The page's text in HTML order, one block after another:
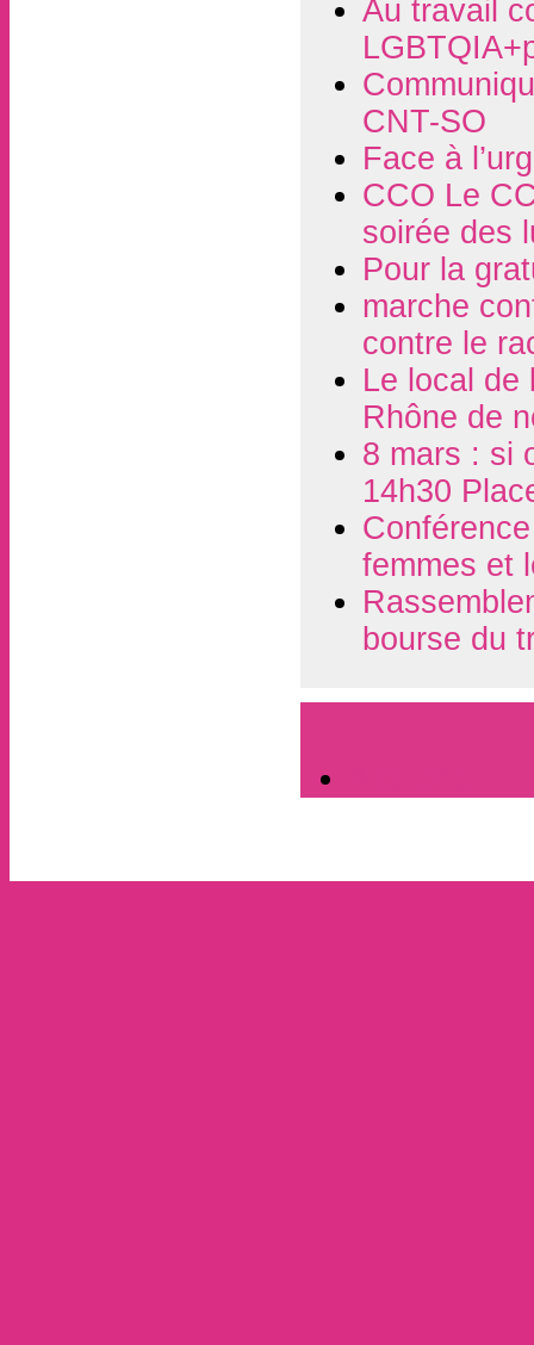
Au travail
CNT-SO
Face à
CCO Le
soirée des
Pour la
marche
contre le
Le local de
Rhône de
8 mars : si
14h30
femmes et
bourse du